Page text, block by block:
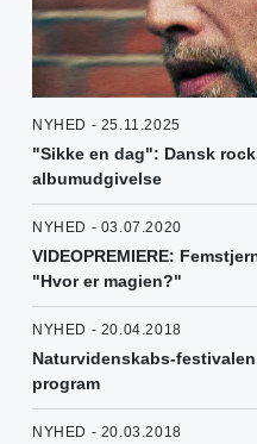
NYHED - 25.11.2025
"Sikke en dag": Dansk
albumudgivelse
NYHED - 03.07.2020
VIDEOPREMIERE:
"Hvor er magien?"
NYHED - 20.04.2018
Naturvidenskabs-
program
NYHED - 20.03.2018